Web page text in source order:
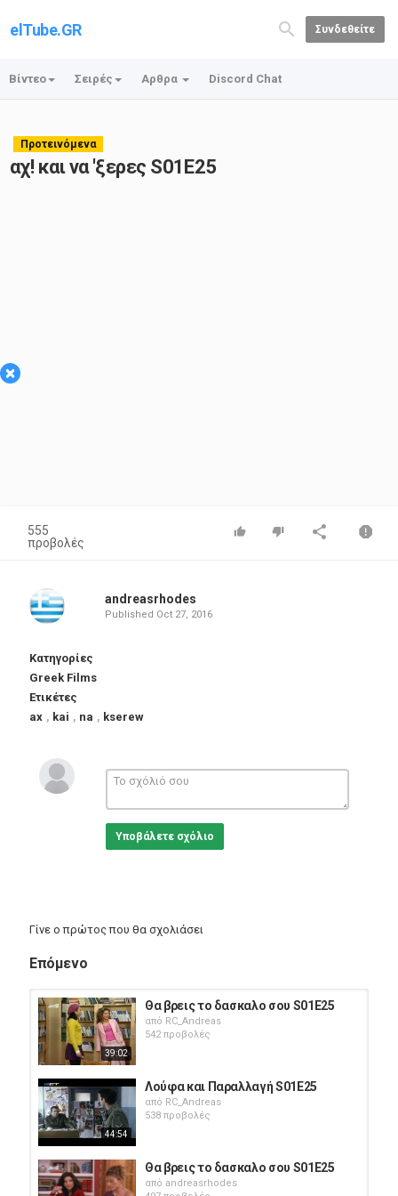
elTube.GR Συνδεθείτε
Βίντεο Σειρές Αρθρα Discord Chat
Προτεινόμενα
αχ! και να 'ξερες S01E25
×
555
προβολές
andreasrhodes
Published Oct 27, 2016
Κατηγορίες
Greek Films
Ετικέτες
ax , kai , na , kserew
Υποβάλετε σχόλιο
Γίνε ο πρώτος που θα σχολιάσει
Επόμενο
39:02
Θα βρεις το δασκαλο σου S01E25
από RC_Andreas
542 προβολές
44:54
Λούφα και Παραλλαγή S01E25
από RC_Andreas
538 προβολές
Θα βρεις το δασκαλο σου S01E25
από andreasrhodes